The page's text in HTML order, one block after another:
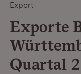
Export
Exporte
Quartal